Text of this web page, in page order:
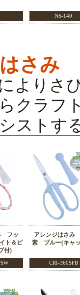
NS-140
さみ
よりさ
クラフ
ストす
フッ
ト＆ピ
付)
アレンジはさみ
素 ブルー(キャ
CRI-360SFB